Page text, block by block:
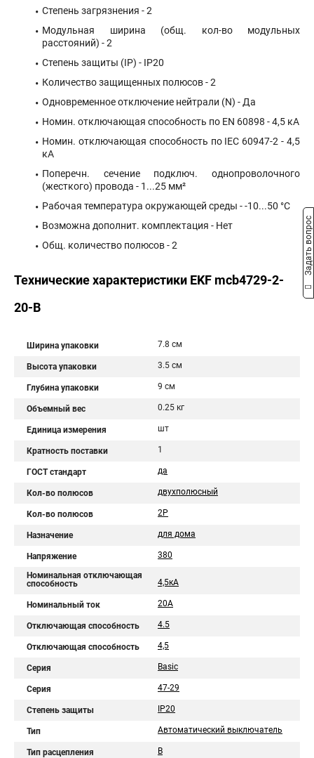
Степень загрязнения -2
Модульная ширина (общ. кол-во модульных
расстояний) -2
Степень защиты (IP) - IP20
Количество защищенных полюсов-2
Одновременное отключение нейтрали (N) - Да
Номин. отключающая способность по EN 60898 -4,5 кА
Номин. отключающая способность по IEC 60947-2 -4,5
кА
Поперечн. сечение подключ. однопроволочного
(жесткого) провода - 1...25 мм²
Рабочая температура окружающей среды --10...50 °C
Возможна дополнит. комплектация - Нет
Общ. количество полюсов-2
Технические характеристики EKF mcb4729-2-
20-B
Ширина упаковки 7.8 см
Высота упаковки 3.5 см
Глубина упаковки 9 см
Объемный вес 0.25 кг
Единица измерения шт
Кратность поставки 1
ГОСТ стандарт да
Кол-во полюсов двухполюсный
Кол-во полюсов 2P
Назначение для дома
Напряжение 380
Номинальная отключающая
способность
4,5кА
Номинальный ток 20А
Отключающая способность 4.5
Отключающая способность 4,5
Серия Basic
Серия 47-29
Степень защиты IP20
Тип Автоматический выключатель
Тип расцепления B
Задать вопрос